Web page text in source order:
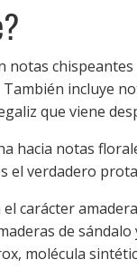
notas
También incluye
que viene
hacia notas
el verdadero
carácter
de
molécula